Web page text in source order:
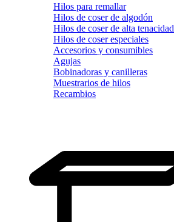
Hilos para remallar
Hilos de coser de algodón
Hilos de coser de alta tenacidad
Hilos de coser especiales
Accesorios y consumibles
Agujas
Bobinadoras y canilleras
Muestrarios de hilos
Recambios